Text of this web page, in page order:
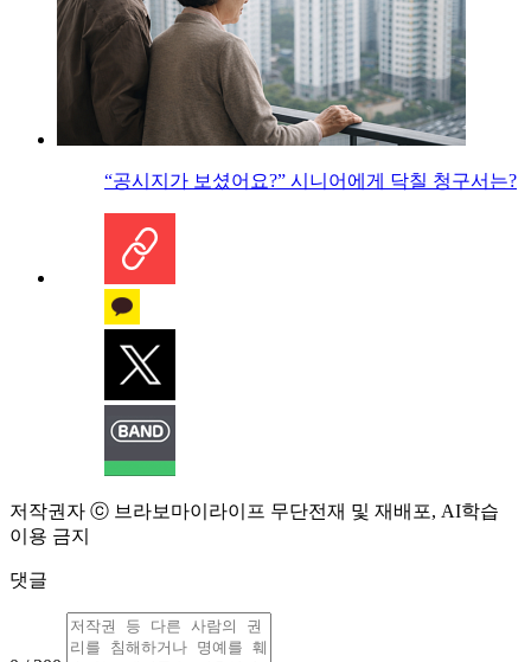
“공시지가 보셨어요?” 시니어에게 닥칠 청구서는?
저작권자 ⓒ 브라보마이라이프 무단전재 및 재배포, AI학습
이용 금지
댓글